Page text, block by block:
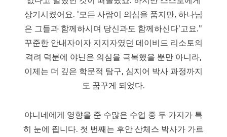
상기시켰어요. '모든 사람이 의심을 품지만, 하나님
은 그들과 함께하시며 당신과도 함께하신다'고요."
꾸준한 안내자이자 지지자였던 데이비드 리소토의
격려 덕분에 야닌은 의심을 극복했을 뿐만 아니라,
이제는 더 깊은 학문적 탐구, 심지어 박사 과정까지
도 꿈꾸게 되었다.
야니네에게 영향을 준 수많은 수업 중 두 가지가 특
히 눈에 띕니다. 첫 번째는 후안 산체스 박사가 가르